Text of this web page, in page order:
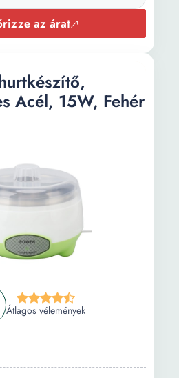
az árat
Átlagos vélemények
Acél, 15W, Fehér